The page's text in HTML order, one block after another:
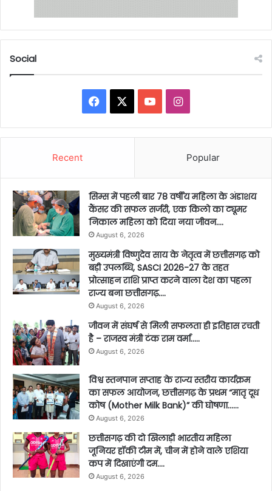
Social
Facebook YouTubeInstagram
Recent Popular
सिम्स में पहली बार 78 वर्षीय महिला के अंडाशय
कैंसर की सफल सर्जरी, एक किलो का ट्यूमर
निकाल महिला को दिया नया जीवन….
August 6, 2026
मुख्यमंत्री विष्णुदेव साय के नेतृत्व में छत्तीसगढ़ को
बड़ी उपलब्धि, SASCI 2026-27 के तहत
प्रोत्साहन राशि प्राप्त करने वाला देश का पहला
राज्य बना छत्तीसगढ़….
August 6, 2026
जीवन में संघर्ष से मिली सफलता ही इतिहास रचती
है – राजस्व मंत्री टंक राम वर्मा…..
August 6, 2026
विश्व स्तनपान सप्ताह के राज्य स्तरीय कार्यक्रम
का सफल आयोजन, छत्तीसगढ़ के प्रथम “मातृ दूध
कोष (Mother Milk Bank)” की घोषणा……
August 6, 2026
छत्तीसगढ़ की दो खिलाड़ी भारतीय महिला
जूनियर हॉकी टीम में, चीन में होने वाले एशिया
कप में दिखाएंगी दम….
August 6, 2026